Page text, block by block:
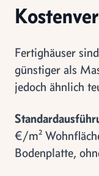
Fertighäuser
günstiger als
jedoch ähnlich
€/m²
Bodenplatte,